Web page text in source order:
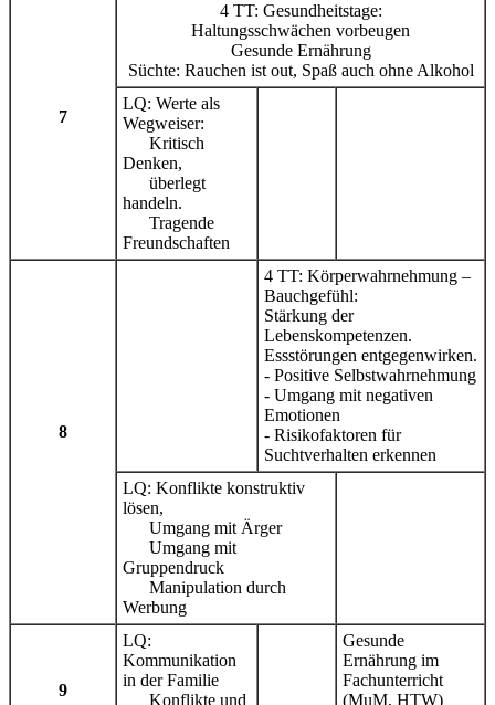
7
4 TT: Gesundheitstage:
Haltungsschwächen vorbeugen
Gesunde Ernährung
Süchte: Rauchen ist out, Spaß auch ohne Alkohol
LQ: Werte als
Wegweiser:
Kritisch
Denken,
überlegt
handeln.
Tragende
Freundschaften
8
4 TT: Körperwahrnehmung –
Bauchgefühl:
Stärkung der
Lebenskompetenzen.
Essstörungen entgegenwirken.
- Positive Selbstwahrnehmung
- Umgang mit negativen
Emotionen
- Risikofaktoren für
Suchtverhalten erkennen
LQ: Konflikte konstruktiv
lösen,
Umgang mit Ärger
Umgang mit
Gruppendruck
Manipulation durch
Werbung
9
LQ:
Kommunikation
in der Familie
Konflikte und
Gesunde
Ernährung im
Fachunterricht
(MuM, HTW)